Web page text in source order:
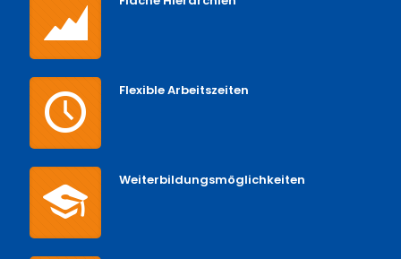
Flexible Arbeitszeiten
Weiterbildungsmöglichkeiten